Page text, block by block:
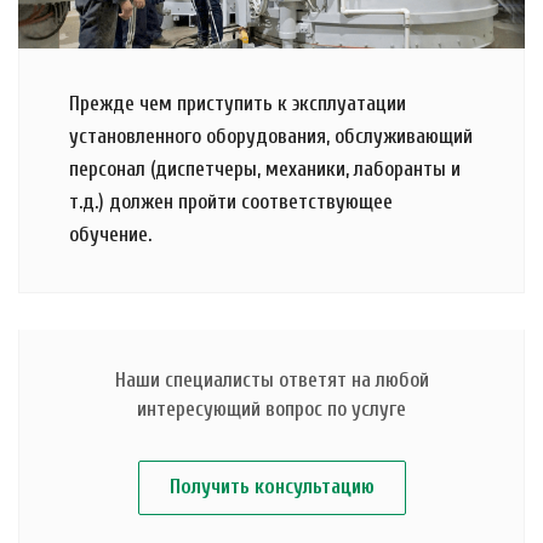
Прежде чем приступить к эксплуатации
установленного оборудования, обслуживающий
персонал (диспетчеры, механики, лаборанты и
т.д.) должен пройти соответствующее
обучение.
Наши специалисты ответят на любой
интересующий вопрос по услуге
Получить консультацию